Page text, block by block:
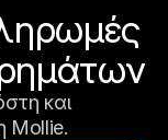
και
Mollie.